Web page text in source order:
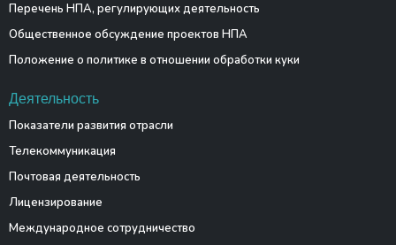
Перечень НПА, регулирующих деятельность
Общественное обсуждение проектов НПА
Положение о политике в отношении обработки куки
Деятельность
Показатели развития отрасли
Телекоммуникация
Почтовая деятельность
Лицензирование
Международное сотрудничество